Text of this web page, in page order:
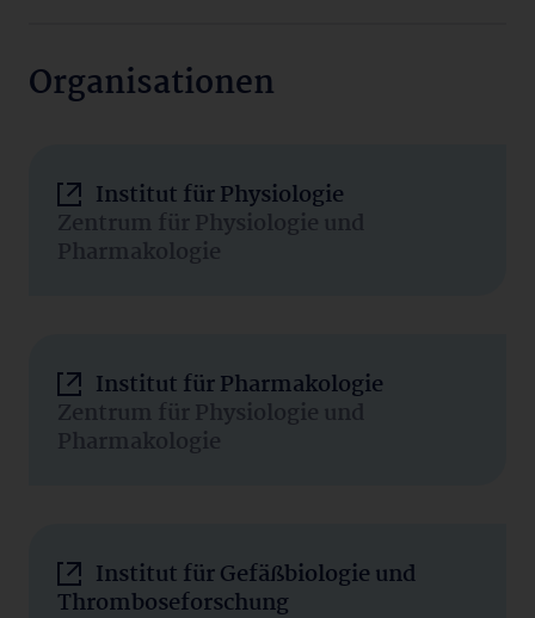
Organisationen
Institut für Physiologie
Zentrum für Physiologie und
Pharmakologie
Institut für Pharmakologie
Zentrum für Physiologie und
Pharmakologie
Institut für Gefäßbiologie und
Thromboseforschung